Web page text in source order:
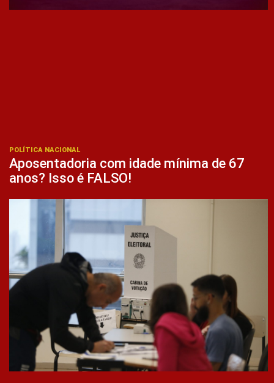
POLÍTICA NACIONAL
Aposentadoria com idade mínima de 67
anos? Isso é FALSO!